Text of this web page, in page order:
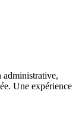
administrative,
Une expérience